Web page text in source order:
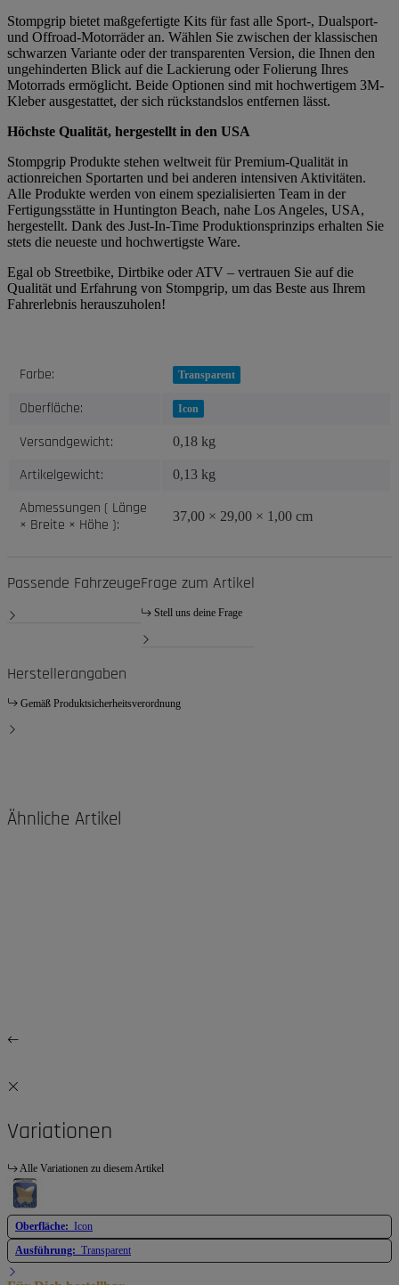
Stompgrip bietet maßgefertigte Kits für fast alle Sport-, Dualsport-
und Offroad-Motorräder an. Wählen Sie zwischen der klassischen
schwarzen Variante oder der transparenten Version, die Ihnen den
ungehinderten Blick auf die Lackierung oder Folierung Ihres
Motorrads ermöglicht. Beide Optionen sind mit hochwertigem 3M-
Kleber ausgestattet, der sich rückstandslos entfernen lässt.
Höchste Qualität, hergestellt in den USA
Stompgrip Produkte stehen weltweit für Premium-Qualität in
actionreichen Sportarten und bei anderen intensiven Aktivitäten.
Alle Produkte werden von einem spezialisierten Team in der
Fertigungsstätte in Huntington Beach, nahe Los Angeles, USA,
hergestellt. Dank des Just-In-Time Produktionsprinzips erhalten Sie
stets die neueste und hochwertigste Ware.
Egal ob Streetbike, Dirtbike oder ATV – vertrauen Sie auf die
Qualität und Erfahrung von Stompgrip, um das Beste aus Ihrem
Fahrerlebnis herauszuholen!
Produkteigenschaft
Wert
Farbe: Transparent
Oberfläche: Icon
Versandgewicht: 0,18 kg
Artikelgewicht: 0,13 kg
Abmessungen ( Länge
× Breite × Höhe ):
37,00 × 29,00 × 1,00 cm
Passende FahrzeugeFrage zum Artikel
Stell uns deine Frage
Herstellerangaben
Gemäß Produktsicherheitsverordnung
Ähnliche Artikel
Variationen
Alle Variationen zu diesem Artikel
Oberfläche: Icon
Ausführung: Transparent